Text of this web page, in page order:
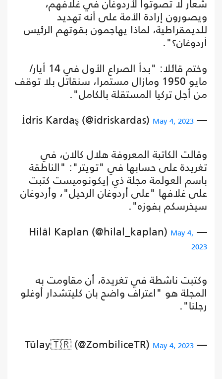
شعار لا تصوتوا لأردوغان في غلافهم،
ويصورون إرادة الأمة على أنه تهديد
للديمقراطية، لماذا يهاجمون بقوتهم الرئيس
أردوغان؟".
وختم قائلا: "بدأ الصراع الأول في 14 أيار/
مايو 1950 ومازال مستمرا، سنقاتل بلا توقف
من أجل تركيا المستقلة بالكامل".
— İdris Kardaş (@idriskardas)
May 4, 2023
وقالت الكاتبة المعروفة هلال كالان، في
تغريدة على حسابها في "تويتر": "الناطقة
باسم العولمة مجلة ذي إيكونوميست كتبت
على غلافها "على أردوغان الرحيل"، وأردوغان
سيخرسكم بفوزه".
— Hilâl Kaplan (@hilal_kaplan)
May 4,
2023
وكتبت ناشطة في تغريدة، أن مقاومت به
المجلة هو "اعتراف واضح بان كليتشدار أوغلو
رجلنا".
— Tülay🇹🇷 (@ZombiliceTR)
May 4, 2023